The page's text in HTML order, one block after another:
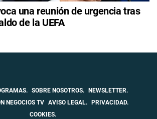
una reunión de urgencia tras
de la UEFA
SOBRE NOSOTROS.
NEWSLETTER.
NEGOCIOS TV AVISO LEGAL.
PRIVACIDAD.
COOKIES.